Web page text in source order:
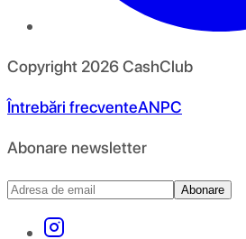
Copyright 2026CashClub
Întrebări frecventeANPC
Abonare newsletter
Abonare